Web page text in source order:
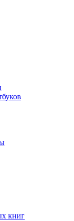
книг